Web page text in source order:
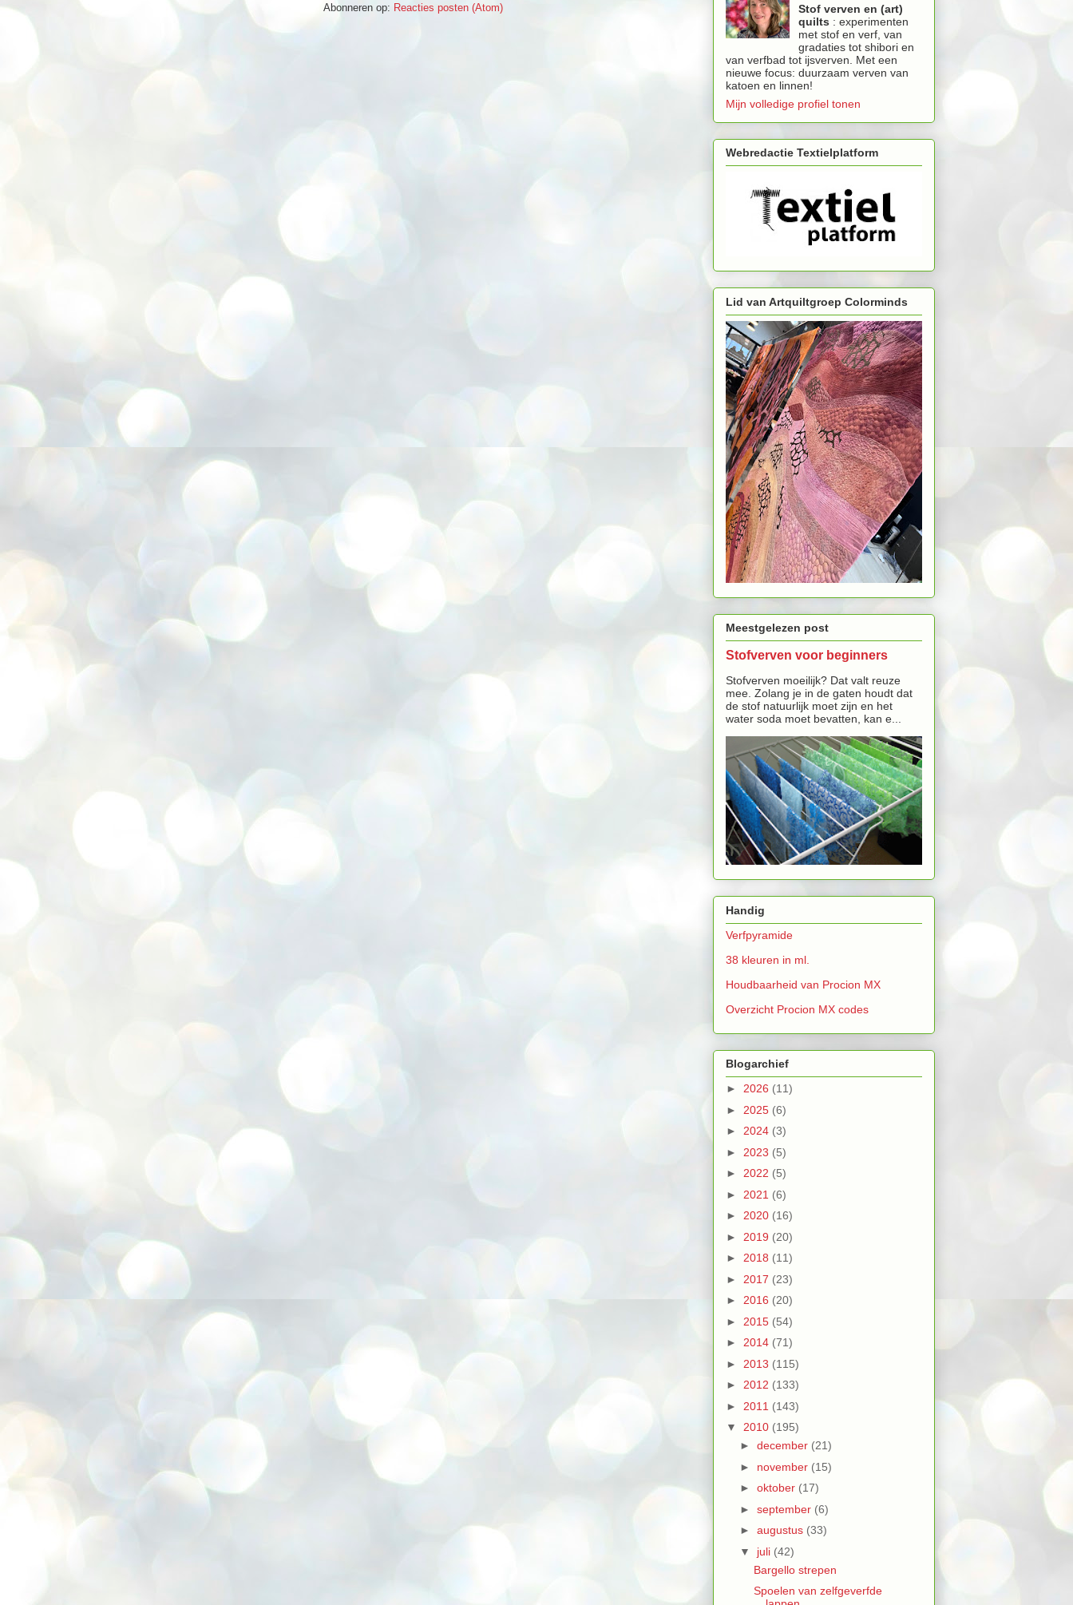
Abonneren op: Reacties posten (Atom)
Stof verven en (art)
quilts : experimenten
met stof en verf, van
gradaties tot shibori en
van verfbad tot ijsverven. Met een
nieuwe focus: duurzaam verven van
katoen en linnen!
Mijn volledige profiel tonen
Webredactie Textielplatform
Lid van Artquiltgroep Colorminds
Meestgelezen post
Stofverven voor beginners
Stofverven moeilijk? Dat valt reuze
mee. Zolang je in de gaten houdt dat
de stof natuurlijk moet zijn en het
water soda moet bevatten, kan e...
Handig
Verfpyramide
38 kleuren in ml.
Houdbaarheid van Procion MX
Overzicht Procion MX codes
Blogarchief
► 2026 (11)
► 2025 (6)
► 2024 (3)
► 2023 (5)
► 2022 (5)
► 2021 (6)
► 2020 (16)
► 2019 (20)
► 2018 (11)
► 2017 (23)
► 2016 (20)
► 2015 (54)
► 2014 (71)
► 2013 (115)
► 2012 (133)
► 2011 (143)
▼ 2010 (195)
► december (21)
► november (15)
► oktober (17)
► september (6)
► augustus (33)
▼ juli (42)
Bargello strepen
Spoelen van zelfgeverfde